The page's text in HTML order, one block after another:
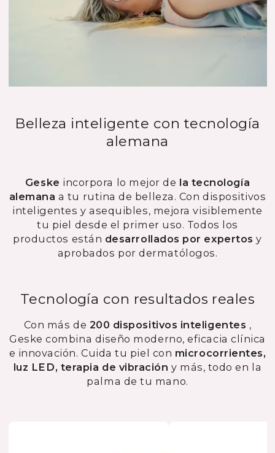
Belleza inteligente con tecnología
alemana
Geske incorpora lo mejor de la tecnología
alemana a tu rutina de belleza. Con dispositivos
inteligentes y asequibles, mejora visiblemente
tu piel desde el primer uso. Todos los
productos están desarrollados por expertos y
aprobados por dermatólogos.
Tecnología con resultados reales
Con más de 200 dispositivos inteligentes ,
Geske combina diseño moderno, eficacia clínica
e innovación. Cuida tu piel con microcorrientes,
luz LED, terapia de vibración y más, todo en la
palma de tu mano.